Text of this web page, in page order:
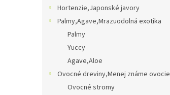
Hortenzie,Japonské javory
Palmy,Agave,Mrazuodolná exotika
Palmy
Yuccy
Agave,Aloe
Ovocné dreviny,Menej známe ovocie
Ovocné stromy